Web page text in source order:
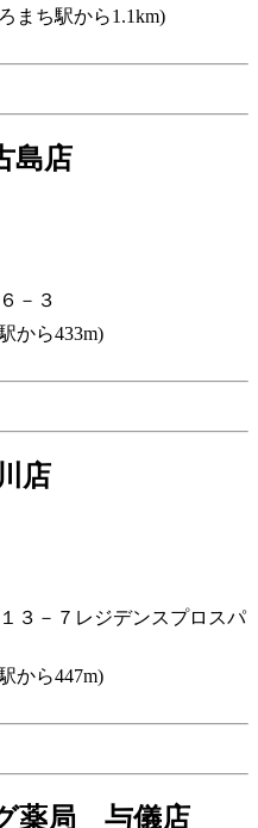
まち駅から1.1km)
島店
－３
から433m)
店
３－７レジデンスプロスパ
から447m)
薬局 与儀店